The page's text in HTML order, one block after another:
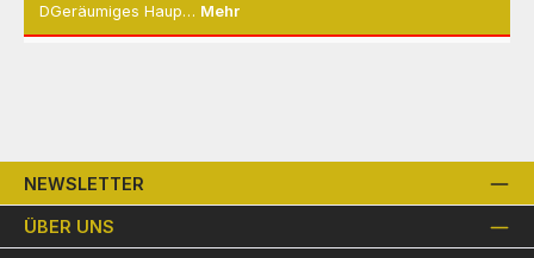
DGeräumiges Haup… Mehr
NEWSLETTER
ÜBER UNS